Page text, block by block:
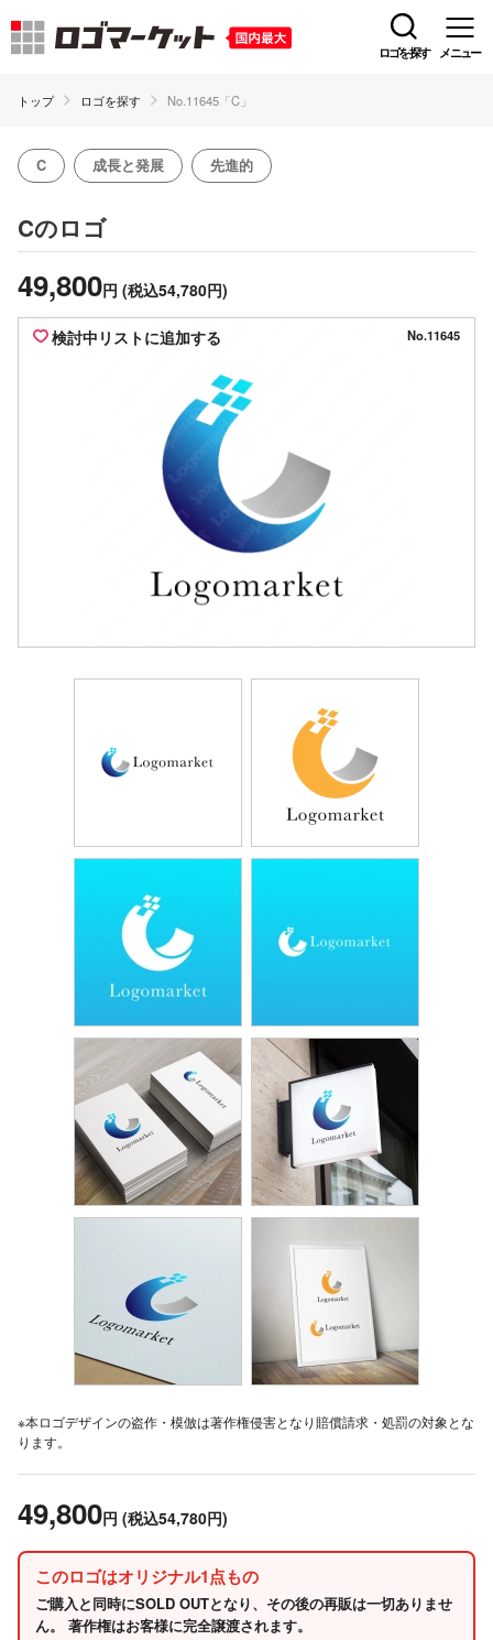
ロゴを探す メニュー
トップ ロゴを探す No.11645「C」
C 成長と発展 先進的
Cのロゴ
49,800円 (税込54,780円)
検討中リストに追加する No.11645
※本ロゴデザインの盗作・模倣は著作権侵害となり賠償請求・処罰の対象とな
ります。
49,800円 (税込54,780円)
このロゴはオリジナル1点もの
ご購入と同時にSOLD OUTとなり、その後の再販は一切ありませ
ん。 著作権はお客様に完全譲渡されます。